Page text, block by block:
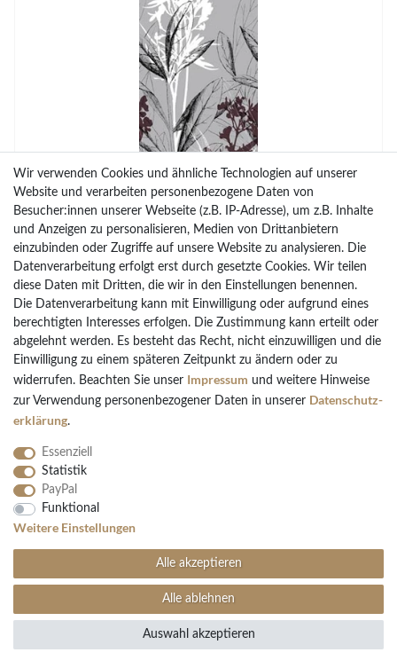
4er-Set Schiebegardinen SEMORA
153,99 € *
Wir verwenden Cookies und ähnliche Technologien auf unserer
Website und verarbeiten personenbezogene Daten von
Besucher:innen unserer Webseite (z.B. IP-Adresse), um z.B. Inhalte
und Anzeigen zu personalisieren, Medien von Drittanbietern
einzubinden oder Zugriffe auf unsere Website zu analysieren. Die
Datenverarbeitung erfolgt erst durch gesetzte Cookies. Wir teilen
diese Daten mit Dritten, die wir in den Einstellungen benennen.
Die Datenverarbeitung kann mit Einwilligung oder aufgrund eines
berechtigten Interesses erfolgen. Die Zustimmung kann erteilt oder
abgelehnt werden. Es besteht das Recht, nicht einzuwilligen und die
Einwilligung zu einem späteren Zeitpunkt zu ändern oder zu
widerrufen. Beachten Sie unser Impressum und weitere Hinweise
zur Verwendung personenbezogener Daten in unserer Daten­schutz­
erklärung.
Essenziell
Statistik
PayPal
Funktional
Weitere Einstellungen
Alle akzeptieren
Alle ablehnen
Auswahl akzeptieren